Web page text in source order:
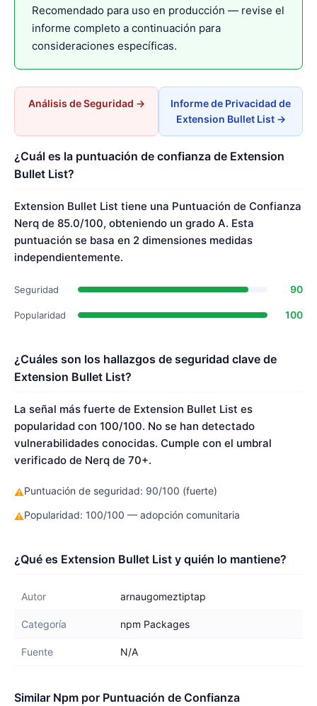
Recomendado para uso en producción — revise el
informe completo a continuación para
consideraciones específicas.
Análisis de Seguridad →
Informe de Privacidad de
Extension Bullet List →
¿Cuál es la puntuación de confianza de Extension
Bullet List?
Extension Bullet List tiene una Puntuación de Confianza
Nerq de 85.0/100, obteniendo un grado A. Esta
puntuación se basa en 2 dimensiones medidas
independientemente.
Seguridad 90
Popularidad 100
¿Cuáles son los hallazgos de seguridad clave de
Extension Bullet List?
La señal más fuerte de Extension Bullet List es
popularidad con 100/100. No se han detectado
vulnerabilidades conocidas. Cumple con el umbral
verificado de Nerq de 70+.
⚠Puntuación de seguridad: 90/100 (fuerte)
⚠Popularidad: 100/100 — adopción comunitaria
¿Qué es Extension Bullet List y quién lo mantiene?
Autor arnaugomeztiptap
Categoría npm Packages
Fuente N/A
Similar Npm por Puntuación de Confianza